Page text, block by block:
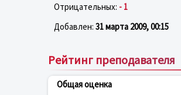
Отрицательных: - 1
Добавлен: 31 марта 2009, 00:15
Рейтинг преподавателя
Общая оценка